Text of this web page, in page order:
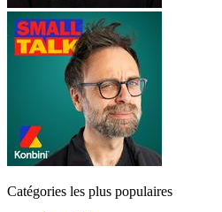
Catégories les plus populaires